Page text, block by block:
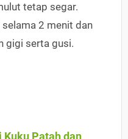
tetap segar.
2 menit dan
gigi serta gusi.